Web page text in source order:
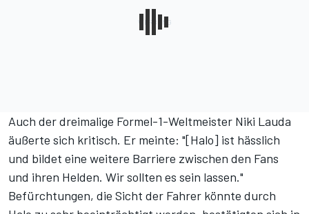
Auch der dreimalige Formel-1-Weltmeister Niki Lauda
äußerte sich kritisch. Er meinte: "[Halo] ist hässlich
und bildet eine weitere Barriere zwischen den Fans
und ihren Helden. Wir sollten es sein lassen."
Befürchtungen, die Sicht der Fahrer könnte durch